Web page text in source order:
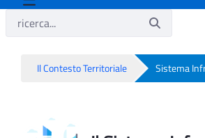
Il Contesto Territoriale Sistema
Sistema